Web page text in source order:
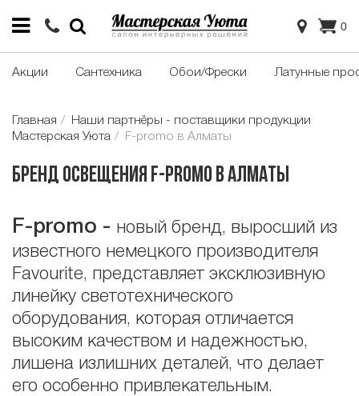
0
Акции Сантехника Обои/Фрески Латунные
Главная
Наши партнёры - поставщики продукции
Мастерская Уюта
F-promo в Алматы
Бренд освещения F-promo в Алматы
F-promo - новый бренд, выросший из
известного немецкого производителя
Favourite, представляет эксклюзивную
линейку светотехнического
оборудования, которая отличается
высоким качеством и надежностью,
лишена излишних деталей, что делает
его особенно привлекательным.